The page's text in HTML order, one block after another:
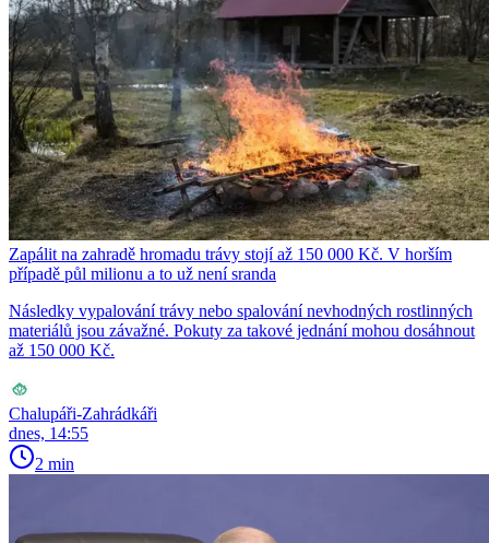
Zapálit na zahradě hromadu trávy stojí až 150 000 Kč. V horším
případě půl milionu a to už není sranda
Následky vypalování trávy nebo spalování nevhodných rostlinných
materiálů jsou závažné. Pokuty za takové jednání mohou dosáhnout
až 150 000 Kč.
Chalupáři-Zahrádkáři
dnes, 14:55
2 min